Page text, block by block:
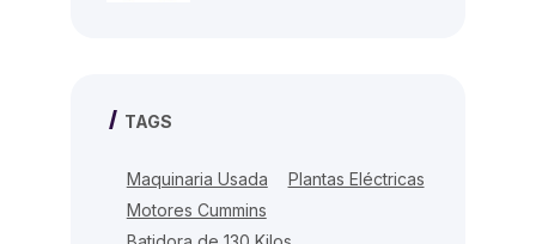
TAGS
Maquinaria Usada
Plantas Eléctricas
Motores Cummins